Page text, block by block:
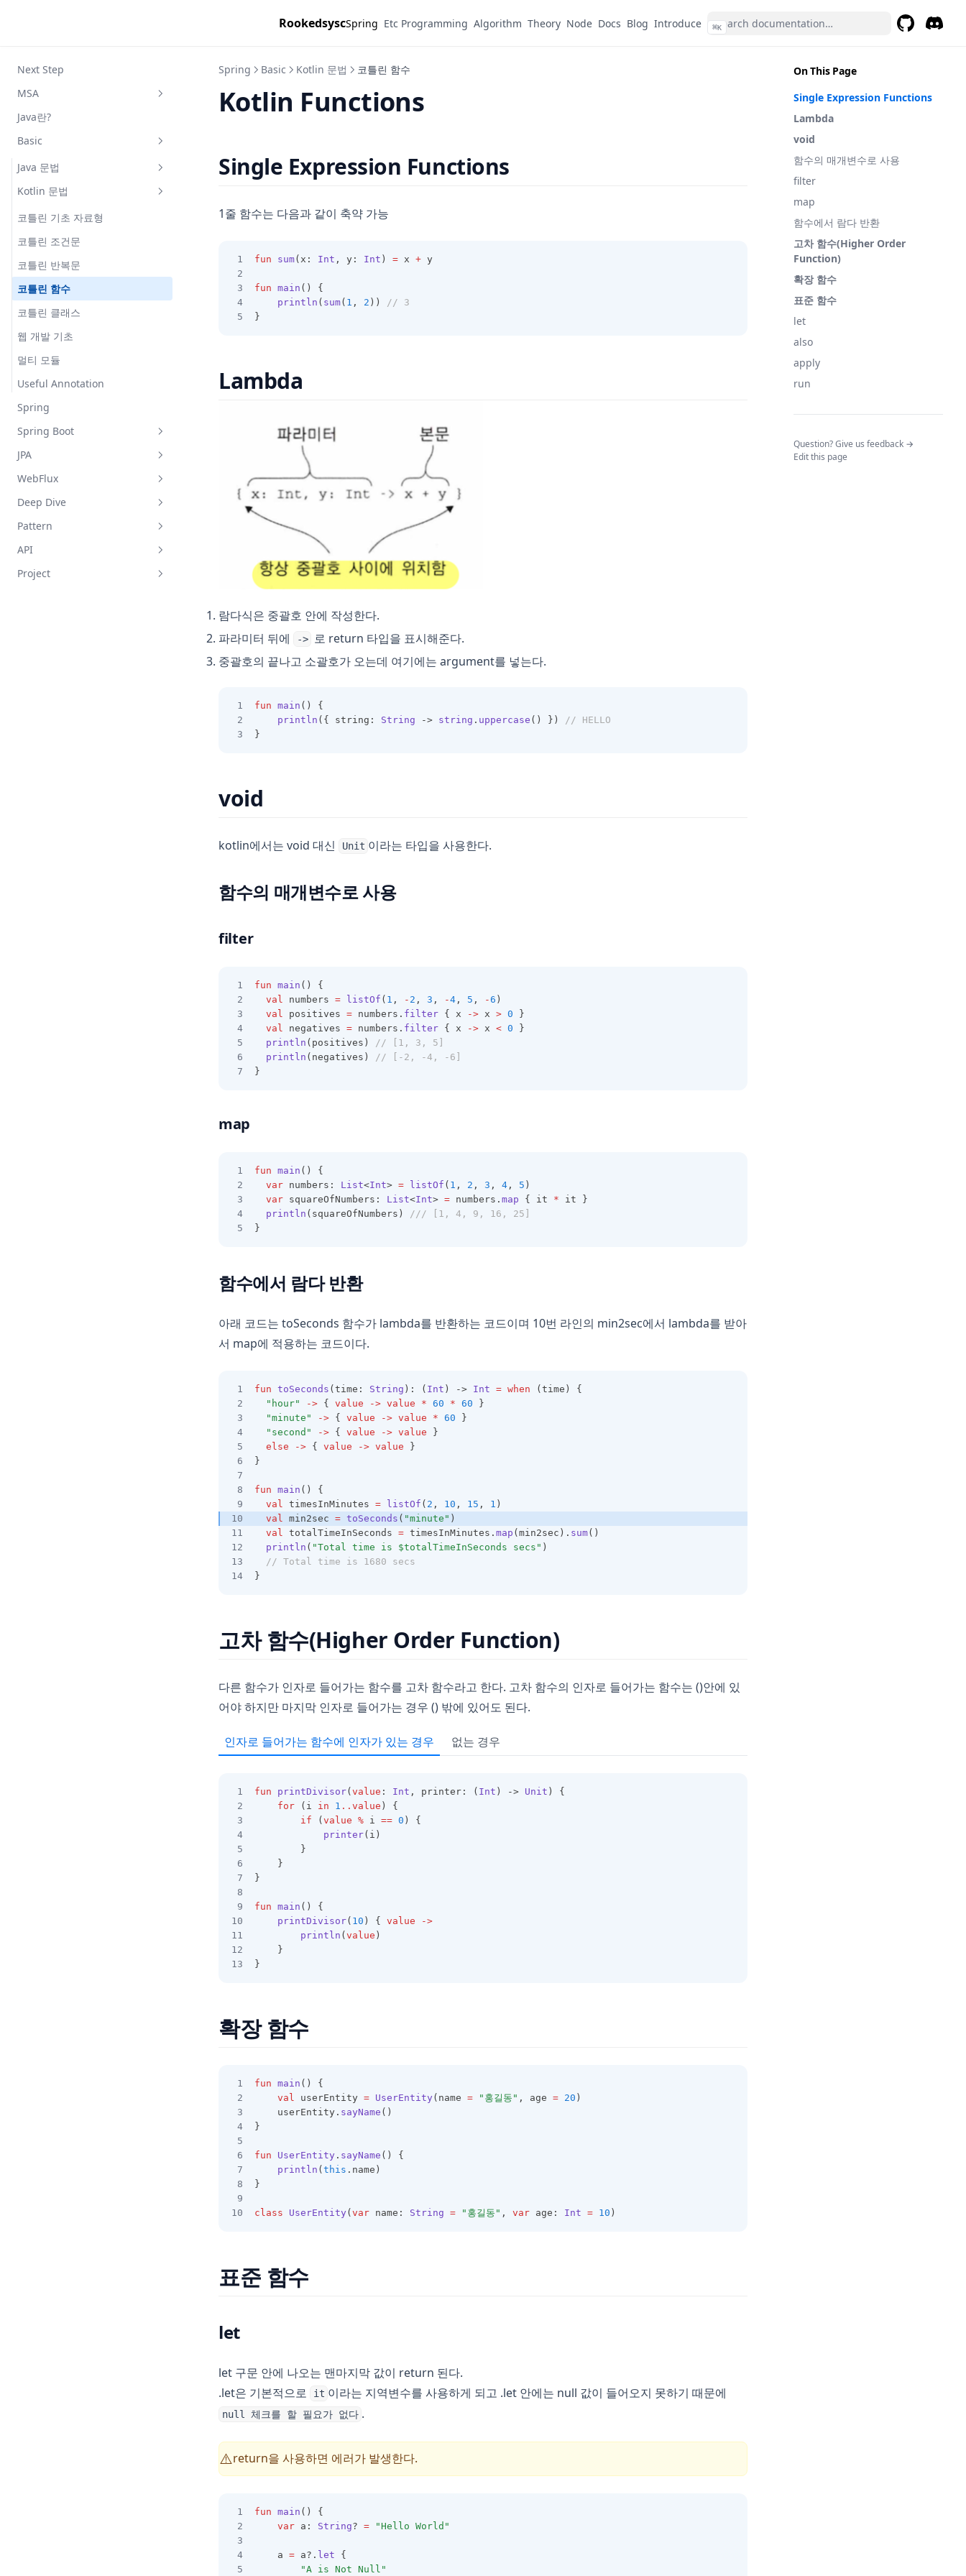
RookedsyscSpring Etc Programming Algorithm Theory Node Docs Blog Introduce ⌘K
Next Step
MSA
마이크로 서비스 이론
마이크로 서비스 패턴
도메인 주도 설계
Java란?
Basic
Java 문법
코테용 자바
자바 문법
Kotlin 문법
코틀린 기초 자료형
코틀린 조건문
코틀린 반복문
코틀린 함수
코틀린 클래스
웹 개발 기초
멀티 모듈
Useful Annotation
Spring
Spring Boot
Spring 설정
Rest API
Request & Response
Exception & Validation
Container & Context
Interceptor & Filter
JPA
JPA Quick Start
연관관계 매핑
QueryDSL
JPA 이론
JPA를 사용하며 겪은 에러 모음
WebFlux
WebFlux란?
Deep Dive
JVM
JVM GC
Pattern
봉투패턴
API
Redis
Project
On This Page
Single Expression Functions
Lambda
void
함수의 매개변수로 사용
filter
map
함수에서 람다 반환
고차 함수(Higher Order
Function)
확장 함수
표준 함수
let
also
apply
run
Question? Give us feedback →
Edit this page
Spring Basic Kotlin 문법 코틀린 함수
Kotlin Functions
Single Expression Functions
1줄 함수는 다음과 같이 축약 가능
fun sum(x: Int , y: Int ) = x + y
fun main () {
println ( sum( 1 , 2 ))
// 3
}
Lambda
람다식은 중괄호 안에 작성한다.
파라미터 뒤에
-> 로 return 타입을 표시해준다.
중괄호의 끝나고 소괄호가 오는데 여기에는 argument를 넣는다.
fun main () {
println ({ string: String -> string . uppercase () })
// HELLO
}
void
kotlin에서는 void 대신 Unit 이라는 타입을 사용한다.
함수의 매개변수로 사용
filter
fun main () {
val
numbers = listOf ( 1 , - 2 , 3 , -4, 5 , -6 )
val
positives = numbers. filter { x -> x > 0 }
val
negatives = numbers. filter { x -> x < 0 }
println (positives)
// [1, 3, 5]
println (negatives)
// [-2, -4, -6]
}
map
fun main () {
var numbers: List<Int> = listOf ( 1 , 2 , 3 , 4, 5 )
var squareOfNumbers: List<Int> = numbers. map { it * it }
println (squareOfNumbers)
/// [1, 4, 9, 16, 25]
}
함수에서 람다 반환
아래 코드는 toSeconds 함수가 lambda를 반환하는 코드이며 10번 라인의 min2sec에서 lambda를 받아
서 map에 적용하는 코드이다.
fun toSeconds (time: String ): ( Int ) -> Int = when (time) {
"hour"
-> { value -> value * 60 * 60 }
"minute"
-> { value -> value * 60 }
"second"
-> { value -> value }
else
-> { value -> value }
}
fun main () {
val
timesInMinutes = listOf ( 2 , 10 , 15 , 1 )
val
min2sec = toSeconds ( "minute" )
val
totalTimeInSeconds = timesInMinutes. map (min2sec). sum()
println ( "Total time is $totalTimeInSeconds secs" )
// Total time is 1680 secs
}
고차 함수(Higher Order Function)
다른 함수가 인자로 들어가는 함수를 고차 함수라고 한다. 고차 함수의 인자로 들어가는 함수는 ()안에 있
어야 하지만 마지막 인자로 들어가는 경우 () 밖에 있어도 된다.
인자로 들어가는 함수에 인자가 있는 경우 없는 경우
fun printDivisor(value : Int , printer: ( Int ) -> Unit ) {
for (i in 1 ..value ) {
if (value % i == 0 ) {
printer(i)
		}
	}
}
fun main () {
printDivisor( 10 ) { value
->
println (value )
	}
}
확장 함수
fun main () {
val
userEntity = UserEntity (name = "홍길동" , age = 20 )
	userEntity.
sayName ()
}
fun UserEntity . sayName () {
println (this .name)
}
class UserEntity (var name: String = "홍길동" , var age: Int = 10 )
표준 함수
let
let 구문 안에 나오는 맨마지막 값이 return 된다.
.let은 기본적으로
it 이라는 지역변수를 사용하게 되고 .let 안에는 null 값이 들어오지 못하기 때문에
null 체크를 할 필요가 없다 .
⚠️return을 사용하면 에러가 발생한다.
fun main () {
var a: String? = "Hello World"
	a
= a?. let {
"A is Not Null"